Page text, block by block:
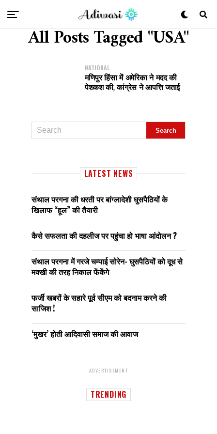
All Posts Tagged "USA"
NATIONAL
मणिपुर हिंसा में अमेरिका ने मदद की
पेशकश की, कांग्रेस ने आपत्ति जताई
LATEST NEWS
संथाल परगना की धरती पर बांग्लादेशी घुसपैठियों के
खिलाफ “हूल” की तैयारी
कैसे सफलता की दहलीज पर पहुंचा हो भाषा आंदोलन ?
संथाल परगना में गरजे चम्पाई सोरेन- घुसपैठियों को दूध से
मक्खी की तरह निकाल फेंकेंगे
फर्जी खबरों के सहारे पूर्व सीएम को बदनाम करने की
साजिश !
‘मुखर’ होती आदिवासी समाज की आवाज
ADVERTISEMENT
TRENDING